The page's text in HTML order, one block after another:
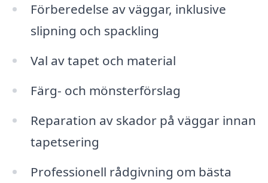
Förberedelse av väggar, inklusive
slipning och spackling
Val av tapet och material
Färg- och mönsterförslag
Reparation av skador på väggar innan
tapetsering
Professionell rådgivning om bästa